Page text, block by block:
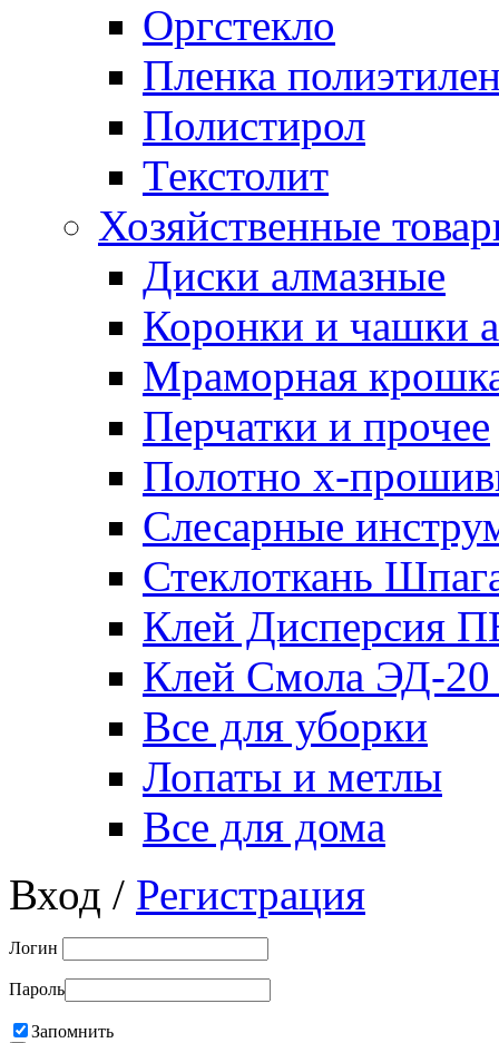
Оргстекло
Пленка
Полистирол
Текстолит
Хозяйственные
Диски алмазные
Коронки и чашки
Мраморная
Перчатки и прочее
Полотно х-
Слесарные
Стеклоткань
Клей Дисперсия
Клей Смола ЭД-20
Все для уборки
Лопаты и метлы
Все для дома
Вход / Регистрация
Логин
Пароль
Запомнить